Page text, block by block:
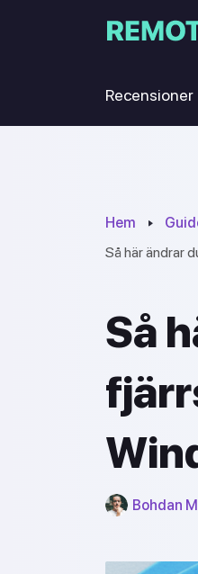
Recensioner
Hem
Så här ändrar
Så
Bohdan